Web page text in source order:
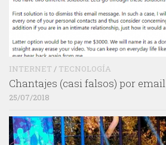
INTERNET / TECNOLOGÍA
Chantajes (casi falsos) por email
25/07/2018